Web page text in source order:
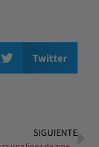
Twitter
SIGUIENTE